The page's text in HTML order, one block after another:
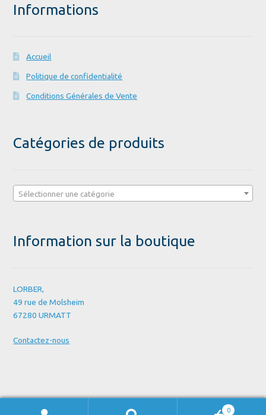
Informations
Accueil
Politique de confidentialité
Conditions Générales de Vente
Catégories de produits
Sélectionner une catégorie
Information sur la boutique
LORBER,
49 rue de Molsheim
67280 URMATT
Contactez-nous
0